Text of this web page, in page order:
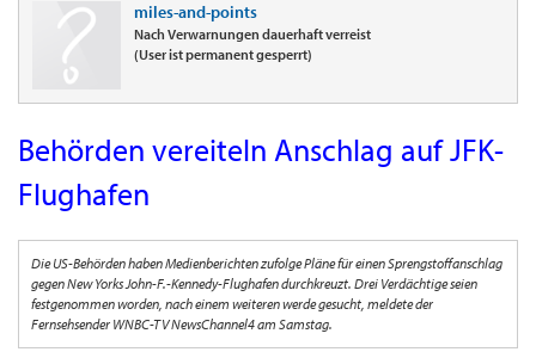
miles-and-points
Nach Verwarnungen dauerhaft verreist
(User ist permanent gesperrt)
Behörden vereiteln Anschlag auf JFK-
Flughafen
Die US-Behörden haben Medienberichten zufolge Pläne für einen Sprengstoffanschlag
gegen New Yorks John-F.-Kennedy-Flughafen durchkreuzt. Drei Verdächtige seien
festgenommen worden, nach einem weiteren werde gesucht, meldete der
Fernsehsender WNBC-TV NewsChannel4 am Samstag.